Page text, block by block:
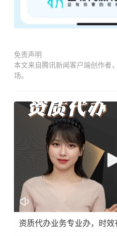
免责声明
本文来自腾讯新闻客户端创作者
场。
资质代办业务专业办，时效